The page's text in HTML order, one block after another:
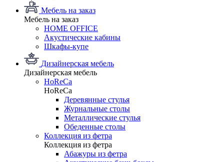
Мебель на заказ
Мебель на заказ
HOME OFFICE
Акустические кабины
Шкафы-купе
Дизайнерская мебель
Дизайнерская мебель
HoReCa
HoReCa
Деревянные стулья
Журнальные столы
Металлические стулья
Обеденные столы
Коллекция из фетра
Коллекция из фетра
Абажуры из фетра